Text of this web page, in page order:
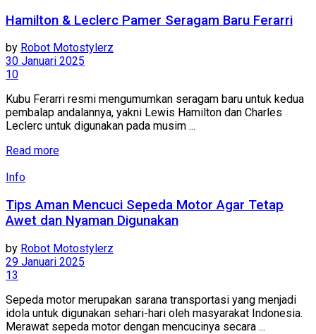
Hamilton & Leclerc Pamer Seragam Baru Ferarri
by Robot Motostylerz
30 Januari 2025
10
Kubu Ferarri resmi mengumumkan seragam baru untuk kedua
pembalap andalannya, yakni Lewis Hamilton dan Charles
Leclerc untuk digunakan pada musim ...
Read more
Info
Tips Aman Mencuci Sepeda Motor Agar Tetap
Awet dan Nyaman Digunakan
by Robot Motostylerz
29 Januari 2025
13
Sepeda motor merupakan sarana transportasi yang menjadi
idola untuk digunakan sehari-hari oleh masyarakat Indonesia.
Merawat sepeda motor dengan mencucinya secara ...